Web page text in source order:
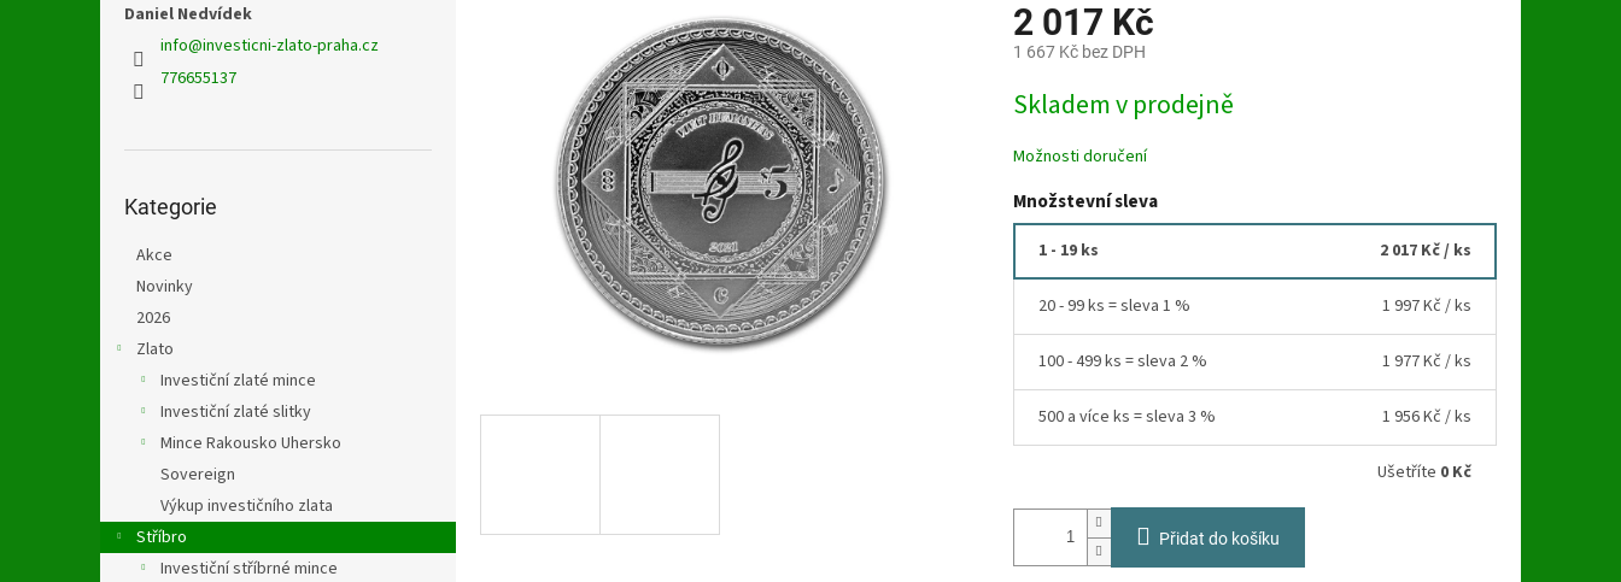
Daniel Nedvídek
info@investicni-zlato-praha.cz
776655137
kategorie
Kategorie
Akce
Novinky
2026
Zlato
Investiční zlaté mince
Investiční zlaté slitky
Mince Rakousko Uhersko
Sovereign
Výkup investičního zlata
Stříbro
Investiční stříbrné mince
2 017 Kč
1 667 Kč bez DPH
cena:
Skladem v prodejně
Možnosti doručení
Množstevní sleva
1 - 19 ks 2 017 Kč/ ks
20 - 99 ks = sleva 1 % 1 997 Kč / ks
100 - 499 ks = sleva 2 % 1 977 Kč / ks
500 a více ks = sleva 3 % 1 956 Kč / ks
Ušetříte 0 Kč
Přidat do košíku